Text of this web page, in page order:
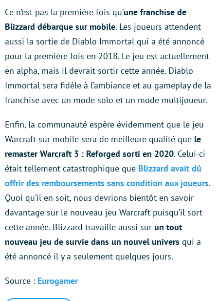
Ce n’est pas la première fois qu’une franchise de
Blizzard débarque sur mobile. Les joueurs attendent
aussi la sortie de Diablo Immortal qui a été annoncé
pour la première fois en 2018. Le jeu est actuellement
en alpha, mais il devrait sortir cette année. Diablo
Immortal sera fidèle à l’ambiance et au gameplay de la
franchise avec un mode solo et un mode multijoueur.
Enfin, la communauté espère évidemment que le jeu
Warcraft sur mobile sera de meilleure qualité que le
remaster Warcraft 3 : Reforged sorti en 2020. Celui-ci
était tellement catastrophique que Blizzard avait dû
offrir des remboursements sans condition aux joueurs.
Quoi qu’il en soit, nous devrions bientôt en savoir
davantage sur le nouveau jeu Warcraft puisqu’il sort
cette année. Blizzard travaille aussi sur un tout
nouveau jeu de survie dans un nouvel univers qui a
été annoncé il y a seulement quelques jours.
Source : Eurogamer